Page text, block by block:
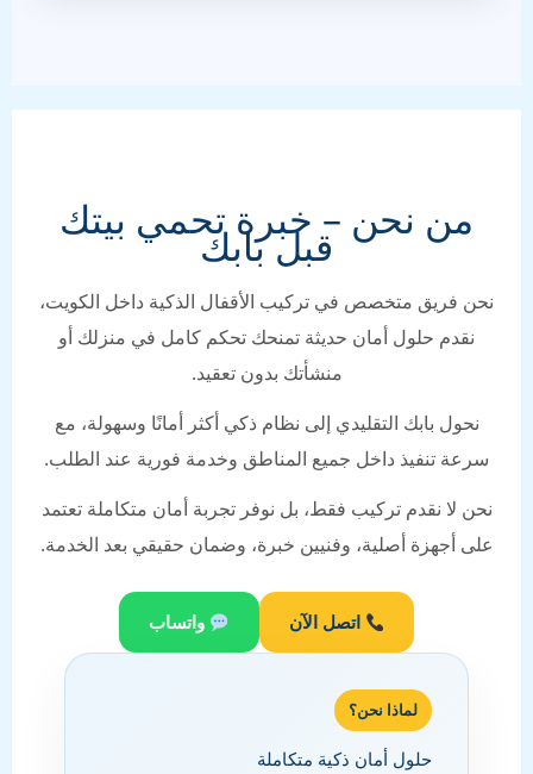
من نحن – خبرة تحمي بيتك
قبل بابك
نحن فريق متخصص في تركيب الأقفال الذكية داخل الكويت،
نقدم حلول أمان حديثة تمنحك تحكم كامل في منزلك أو
منشأتك بدون تعقيد.
نحول بابك التقليدي إلى نظام ذكي أكثر أمانًا وسهولة، مع
سرعة تنفيذ داخل جميع المناطق وخدمة فورية عند الطلب.
نحن لا نقدم تركيب فقط، بل نوفر تجربة أمان متكاملة تعتمد
على أجهزة أصلية، وفنيين خبرة، وضمان حقيقي بعد الخدمة.
اتصل الآن واتساب
لماذا نحن؟
حلول أمان ذكية متكاملة